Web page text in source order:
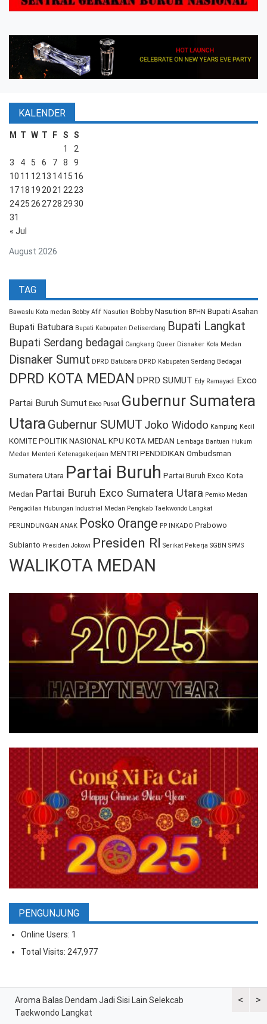
KALENDER
August 2026
M T W T F S S
« Jul
1
2
3
4 5 6 7 8
9
10 11 1213 1415 16
1718 192021 2223
24252627282930
31
TAG
Bawaslu Kota medan Bobby Afif Nasution Bobby Nasution BPHN Bupati Asahan
Bupati Batubara Bupati Kabupaten Deliserdang Bupati Langkat
Bupati Serdang bedagai Cangkang Queer Disnaker Kota Medan
Disnaker Sumut DPRD Batubara DPRD Kabupaten Serdang Bedagai
DPRD KOTA MEDAN DPRD SUMUT Edy Ramayadi Exco
Partai Buruh Sumut Exco Pusat Gubernur Sumatera
Utara Gubernur SUMUT Joko Widodo Kampung Kecil
KOMITE POLITIK NASIONAL KPU KOTA MEDAN Lembaga Bantuan Hukum
Medan Menteri Ketenagakerjaan MENTRI PENDIDIKAN Ombudsman
Sumatera Utara Partai Buruh Partai Buruh Exco Kota
Medan Partai Buruh Exco Sumatera Utara Pemko Medan
Pengadilan Hubungan Industrial Medan Pengkab Taekwondo Langkat
PERLINDUNGAN ANAK Posko Orange PP INKADO Prabowo
Subianto Presiden Jokowi Presiden RI Serikat Pekerja SGBN SPMS
WALIKOTA MEDAN
PENGUNJUNG
Online Users: 1
Total Visits: 247,977
<
Aroma Balas Dendam Jadi Sisi Lain Selekcab
Taekwondo Langkat
>